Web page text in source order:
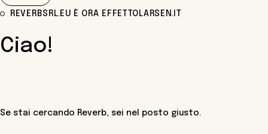
REVERBSRL.EU È ORA EFFETTOLARSEN.IT
Ciao!
Se stai cercando Reverb, sei nel posto giusto.